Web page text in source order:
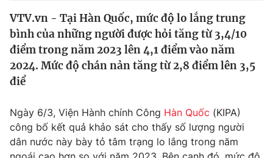
Thế giới
Tin tức
Câu chuyện quốc tế
Kinh tế
Tài chính
Thị trường
Góc doanh nghiệp
Dữ liệu và đời sống
Truyền hình
VTV.vn - Tại Hàn Quốc, mức độ lo lắng trung
bình của những người được hỏi tăng từ 3,4/10
điểm trong năm 2023 lên 4,1 điểm vào năm
2024. Mức độ chán nản tăng từ 2,8 điểm lên 3,5
điể
Ngày 6/3, Viện Hành chính Công Hàn Quốc (KIPA)
công bố kết quả khảo sát cho thấy số lượng người
dân nước này bày tỏ tâm trạng lo lắng trong năm